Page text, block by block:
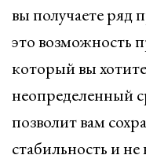
вы получаете ряд
это возможность
который вы
неопределенный
позволит вам
стабильность и